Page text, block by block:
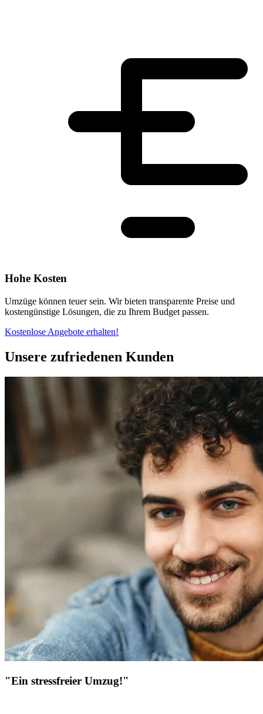
Hohe Kosten
Umzüge können teuer sein. Wir bieten transparente Preise und
kostengünstige Lösungen, die zu Ihrem Budget passen.
Kostenlose Angebote erhalten!
Unsere zufriedenen Kunden
"Ein stressfreier Umzug!"